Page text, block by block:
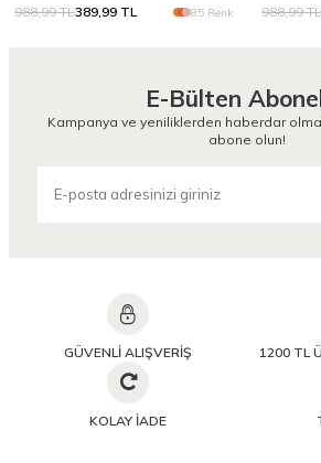
988,99TL389,99 TL 85 Renk 988,99TL
E-Bülten
Kampanya ve yeniliklerden haberdar
abone olun!
GÜVENLİ ALIŞVERİŞ 1200 TL
KOLAY İADE